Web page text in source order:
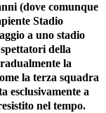
(dove comunque
Stadio
a uno stadio
della
la
la terza squadra
esclusivamente a
nel tempo.